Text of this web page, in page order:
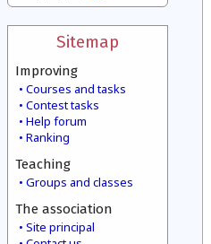
Sitemap
Improving
Courses and tasks
Contest tasks
Help forum
Ranking
Teaching
Groups and classes
The association
Site principal